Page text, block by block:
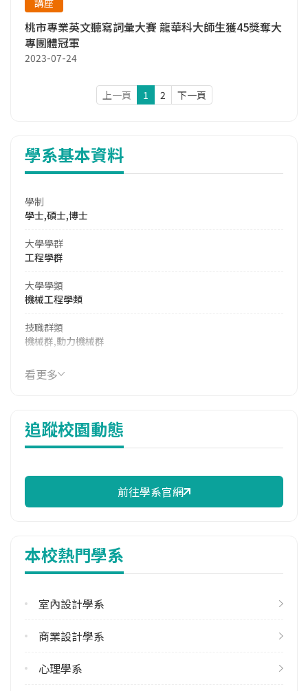
桃市專業英文聽寫詞彙大賽 龍華科大師生獲45獎奪大
專團體冠軍
2023-07-24
上一頁 1 2 下一頁
學系基本資料
學制
學士,碩士,博士
大學學群
工程學群
大學學類
機械工程學類
技職群類
機械群,動力機械群
114年學費
41,380 元/學期
14,170 元/學期
114年註冊率
113學年度上學期
113學年度下學期
32
修輔系人數
56
113學年度下學期
看更多
追蹤校園動態
前往學系官網
本校熱門學系
室內設計學系
商業設計學系
心理學系